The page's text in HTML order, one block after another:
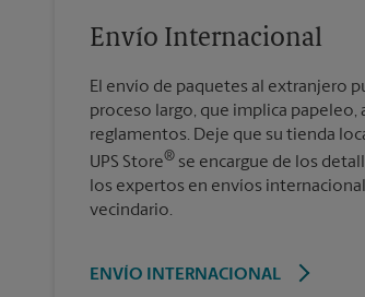
Envío Internacional
El envío de paquetes al extranjero
proceso largo, que implica papeleo,
reglamentos. Deje que su tienda
UPS Store® se encargue de los
los expertos en envíos
vecindario.
ENVÍO INTERNACIONAL